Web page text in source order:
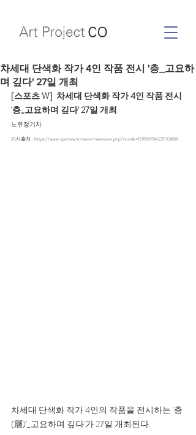
차세대 단색화 작가 4인 작품 전시 '층_고요하
며 깊다' 27일 개최
[스포츠 W]  차세대 단색화 작가 4인 작품 전시
'층_고요하며 깊다' 27일 개최
노유정기자
기사출처 : https://www.sportsw.kr/news/newsview.php?ncode=1065576422103668
차세대 단색화 작가 4인의 작품을 전시하는 '층
(層)'_고요하며 깊다'가 27일 개최된다.